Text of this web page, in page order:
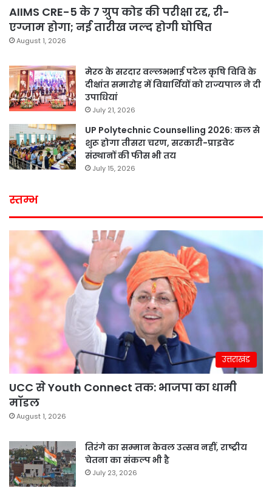
AIIMS CRE-5 के 7 ग्रुप कोड की परीक्षा रद्द, री-
एग्जाम होगा; नई तारीख जल्द होगी घोषित
August 1, 2026
मेरठ के सरदार वल्लभभाई पटेल कृषि विवि के
दीक्षांत समारोह में विद्यार्थियों को राज्यपाल ने दी
उपाधियां
July 21, 2026
UP Polytechnic Counselling 2026: कल से
शुरू होगा तीसरा चरण, सरकारी-प्राइवेट
संस्थानों की फीस भी तय
July 15, 2026
स्तम्भ
उत्तराखंड
UCC से Youth Connect तक: भाजपा का धामी
मॉडल
August 1, 2026
तिरंगे का सम्मान केवल उत्सव नहीं, राष्ट्रीय
चेतना का संकल्प भी है
July 23, 2026